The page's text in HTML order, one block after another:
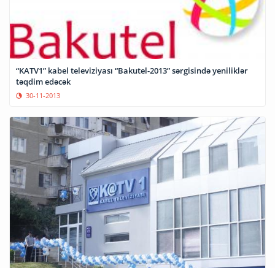
“KATV1” kabel televiziyası “Bakutel-2013” sərgisində yeniliklər
təqdim edəcək
30-11-2013